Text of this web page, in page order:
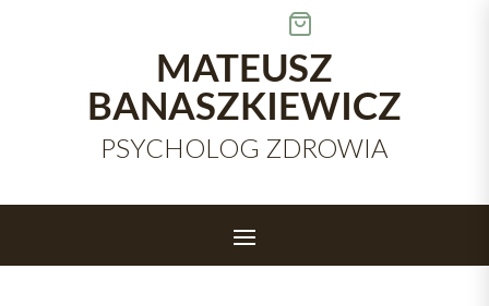
MATEUSZ
BANASZKIEWICZ
PSYCHOLOG ZDROWIA